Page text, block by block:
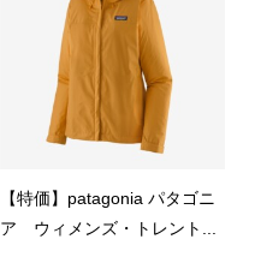
【特価】patagonia パタゴニ
ア ウィメンズ・トレント...